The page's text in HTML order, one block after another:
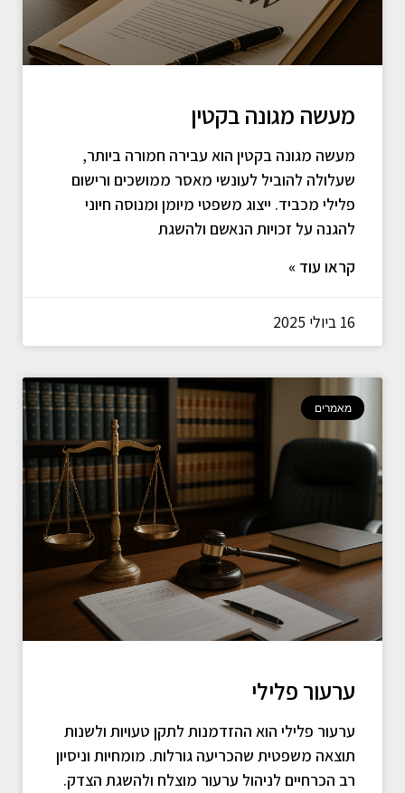
מעשה מגונה בקטין
מעשה מגונה בקטין הוא עבירה חמורה ביותר,
שעלולה להוביל לעונשי מאסר ממושכים ורישום
פלילי מכביד. ייצוג משפטי מיומן ומנוסה חיוני
להגנה על זכויות הנאשם ולהשגת
קראו עוד »
16 ביולי 2025
מאמרים
ערעור פלילי
ערעור פלילי הוא ההזדמנות לתקן טעויות ולשנות
תוצאה משפטית שהכריעה גורלות. מומחיות וניסיון
רב הכרחיים לניהול ערעור מוצלח ולהשגת הצדק.